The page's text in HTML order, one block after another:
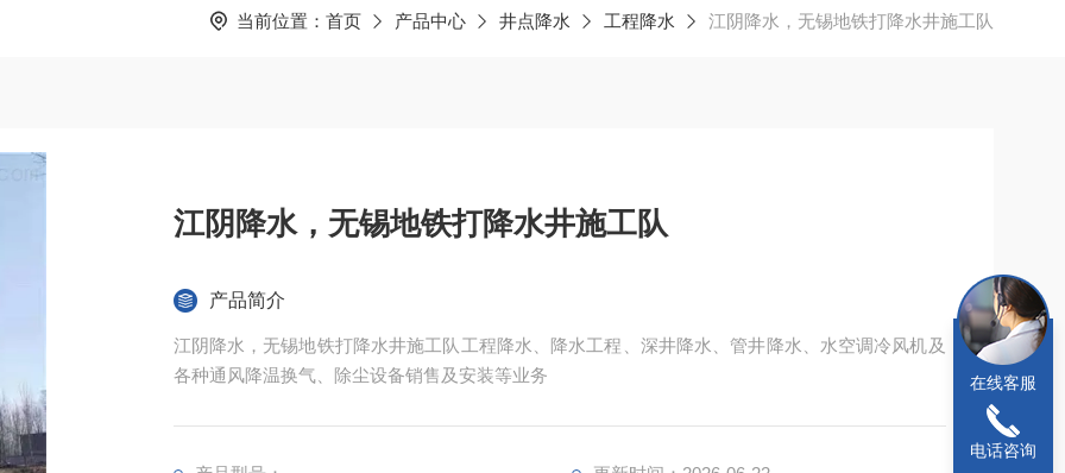
当前位置： 首页 产品中心 井点降水 工程降水 江阴降水，无锡地铁打降水井施工队
江阴降水，无锡地铁打降水井施工队
产品简介
江阴降水，无锡地铁打降水井施工队工程降水、降水工程、深井降水、管井降水、水空调冷风机及
各种通风降温换气、除尘设备销售及安装等业务
在线客服
电话咨询